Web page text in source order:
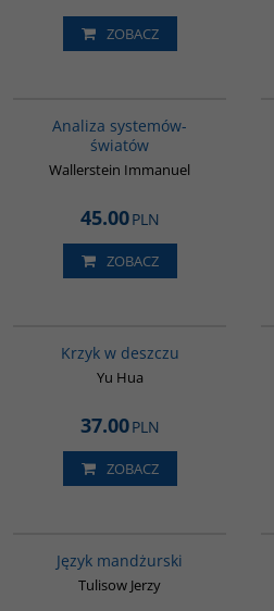
ZOBACZ
Analiza systemów-
światów
Wallerstein Immanuel
45.00PLN
ZOBACZ
Krzyk w deszczu
Yu Hua
37.00PLN
ZOBACZ
Język mandżurski
Tulisow Jerzy